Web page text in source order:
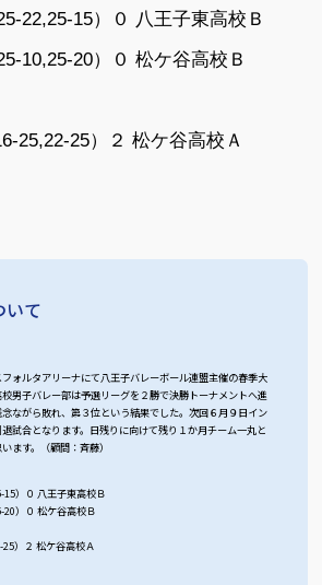
15）０ 八王子東高校Ｂ
20）０ 松ケ谷高校Ｂ
25）２ 松ケ谷高校Ａ
いて
ォルタアリーナにて八王子バレーボール連盟主催の春季大
男子バレー部は予選リーグを２勝で決勝トーナメントへ進
ながら敗れ、第３位という結果でした。次回６月９日イン
試合となります。日残りに向けて残り１か月チーム一丸と
ます。（顧問：斉藤）
）０ 八王子東高校Ｂ
）０ 松ケ谷高校Ｂ
）２ 松ケ谷高校Ａ